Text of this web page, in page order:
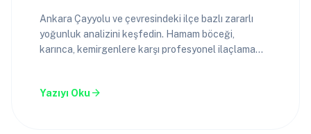
Analizi
Ankara Çayyolu ve çevresindeki ilçe bazlı zararlı
yoğunluk analizini keşfedin. Hamam böceği,
karınca, kemirgenlere karşı profesyonel ilaçlama
Yazıyı Oku arrow_forward